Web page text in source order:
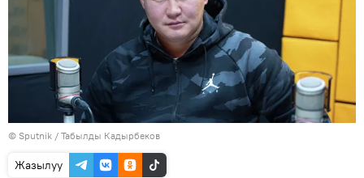
© Sputnik / Табылды Кадырбеков
Жазылуу